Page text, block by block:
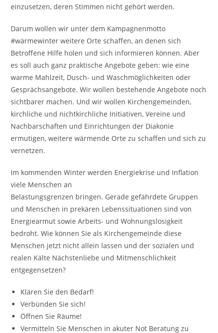
einzusetzen, deren Stimmen nicht gehört werden.
Darum wollen wir unter dem Kampagnenmotto
#wärmewinter weitere Orte schaffen, an denen sich
Betroffene Hilfe holen und sich informieren können. Aber
es soll auch ganz praktische Angebote geben: wie eine
warme Mahlzeit, Dusch- und Waschmöglichkeiten oder
Gesprächsangebote. Wir wollen bestehende Angebote noch
sichtbarer machen. Und wir wollen Kirchengemeinden,
kirchliche und nichtkirchliche Initiativen, Vereine und
Nachbarschaften und Einrichtungen der Diakonie
ermutigen, weitere wärmende Orte zu schaffen und sich zu
vernetzen.
Im kommenden Winter werden Energiekrise und Inflation
viele Menschen an
Belastungsgrenzen bringen. Gerade gefährdete Gruppen
und Menschen in prekären Lebenssituationen sind von
Energiearmut sowie Arbeits- und Wohnungslosigkeit
bedroht. Wie können Sie als Kirchengemeinde diese
Menschen jetzt nicht allein lassen und der sozialen und
realen Kälte Nächstenliebe und Mitmenschlichkeit
entgegensetzen?
Klären Sie den Bedarf!
Verbünden Sie sich!
Öffnen Sie Räume!
Vermitteln Sie Menschen in akuter Not Beratung zu